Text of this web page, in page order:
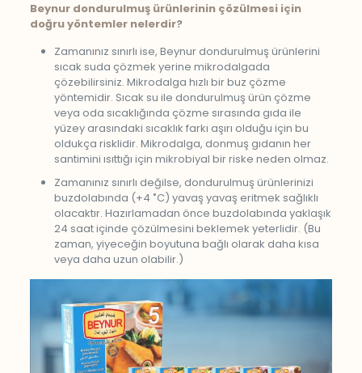
Beynur dondurulmuş ürünlerinin çözülmesi için
doğru yöntemler nelerdir?
Zamanınız sınırlı ise, Beynur dondurulmuş ürünlerini
sıcak suda çözmek yerine mikrodalgada
çözebilirsiniz. Mikrodalga hızlı bir buz çözme
yöntemidir. Sıcak su ile dondurulmuş ürün çözme
veya oda sıcaklığında çözme sırasında gıda ile
yüzey arasındaki sıcaklık farkı aşırı olduğu için bu
oldukça risklidir. Mikrodalga, donmuş gıdanın her
santimini ısıttığı için mikrobiyal bir riske neden olmaz.
Zamanınız sınırlı değilse, dondurulmuş ürünlerinizi
buzdolabında (+4 ˚C) yavaş yavaş eritmek sağlıklı
olacaktır. Hazırlamadan önce buzdolabında yaklaşık
24 saat içinde çözülmesini beklemek yeterlidir. (Bu
zaman, yiyeceğin boyutuna bağlı olarak daha kısa
veya daha uzun olabilir.)